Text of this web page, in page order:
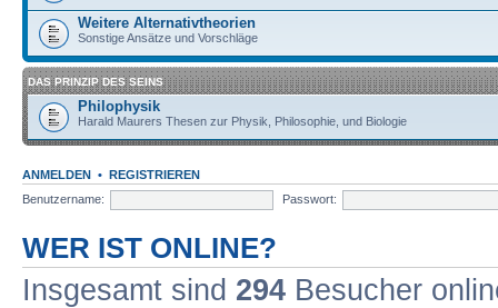
Weitere Alternativtheorien
Sonstige Ansätze und Vorschläge
DAS PRINZIP DES SEINS
Philophysik
Harald Maurers Thesen zur Physik, Philosophie, und Biologie
ANMELDEN • REGISTRIEREN
Benutzername:
Passwort:
WER IST ONLINE?
Insgesamt sind 294 Besucher